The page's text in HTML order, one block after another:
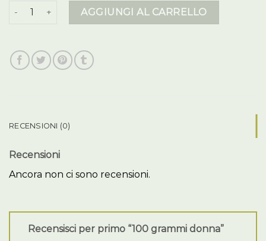
100 grammi donna quantitàAGGIUNGI AL CARRELLO
RECENSIONI (0)
Recensioni
Ancora non ci sono recensioni.
Recensisci per primo “100 grammi donna”